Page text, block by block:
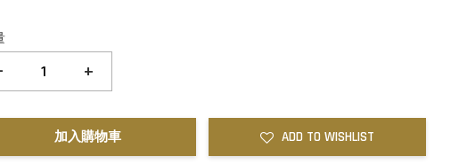
+
加入購物車 ADD TO WISHLIST